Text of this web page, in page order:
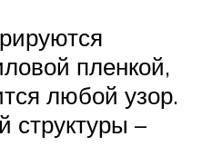
пленкой,
любой узор.
структуры –